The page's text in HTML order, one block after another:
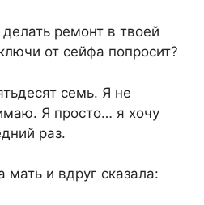
ремонт в твоей
от сейфа попросит?
семь. Я не
Я просто… я хочу
раз.
мать и вдруг сказала: